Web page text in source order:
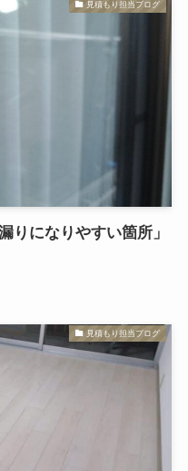
見積もり担当ブログ
りになりやすい箇所」
見積もり担当ブログ